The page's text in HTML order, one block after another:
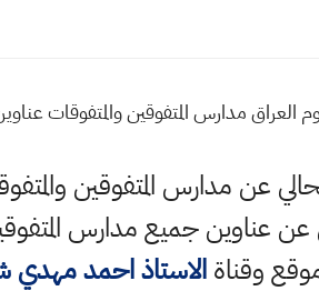
العراق مدارس المتفوقين والمتفوقات
عن مدارس المتفوقين
جميع مدارس
وقناةالاستاذ احمد مهدي